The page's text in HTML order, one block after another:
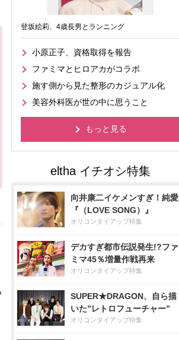
登坂絵莉、4歳長男とランニング
小原正子、資格取得を報告
ファミマとヒロアカがコラボ
施す側から見た整形のカジュアル化
美容外科医が世の中に思うこと
もっと見る
向井康二イケメンすぎ！純愛
『（LOVE SONG）』
オリコンタイアップ特集
デカすぎ都市伝説発生!?ファ
ミマ45％増量作戦再来
オリコンタイアップ特集
SUPER★DRAGON、自ら描
いた”レトロフューチャー”
オリコンタイアップ特集